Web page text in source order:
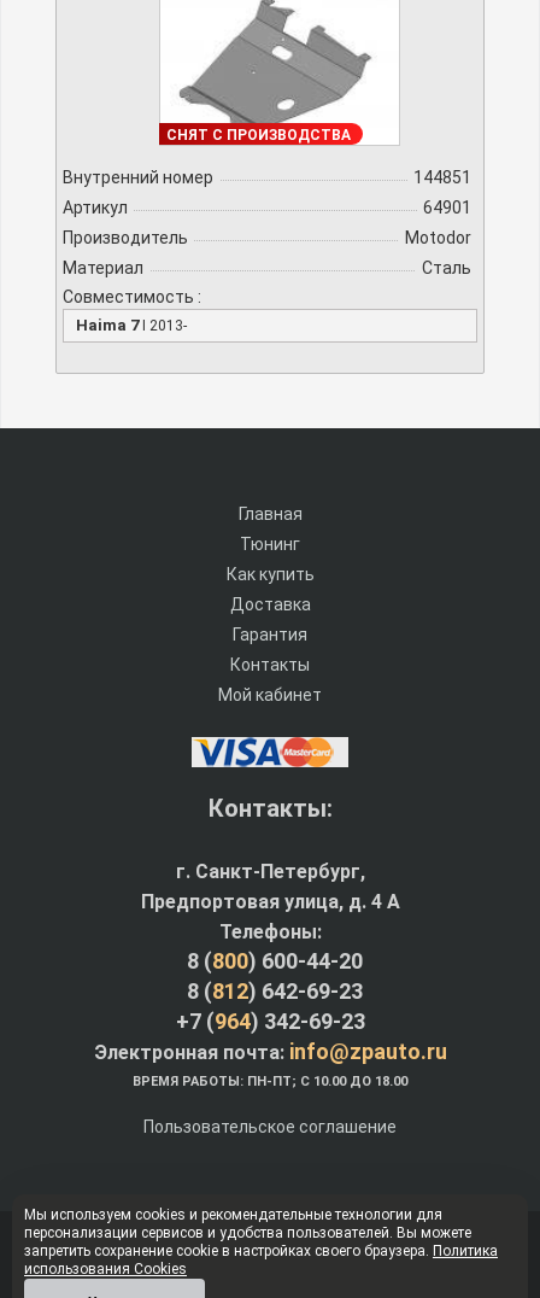
ДОСТУПНО
СНЯТ С ПРОИЗВОДСТВА
Внутренний номер
144851
Артикул
64901
Производитель
Motodor
Материал
Сталь
Совместимость :
Haima 7I 2013-
Главная
Тюнинг
Как купить
Доставка
Гарантия
Контакты
Мой кабинет
Контакты:
г. Санкт-Петербург,
Предпортовая улица, д. 4 A
Телефоны:
8 (800) 600-44-20
8 (812) 642-69-23
+7 (964) 342-69-23
Электронная почта: info@zpauto.ru
ВРЕМЯ РАБОТЫ: ПН-ПТ; С 10.00 ДО 18.00
Пользовательское соглашение
© Интернет-магазин ZPauto.ru 2012-2026
Мы используем cookies и рекомендательные технологии для
персонализации сервисов и удобства пользователей. Вы можете
запретить сохранение cookie в настройках своего браузера. Политика
использования Cookies